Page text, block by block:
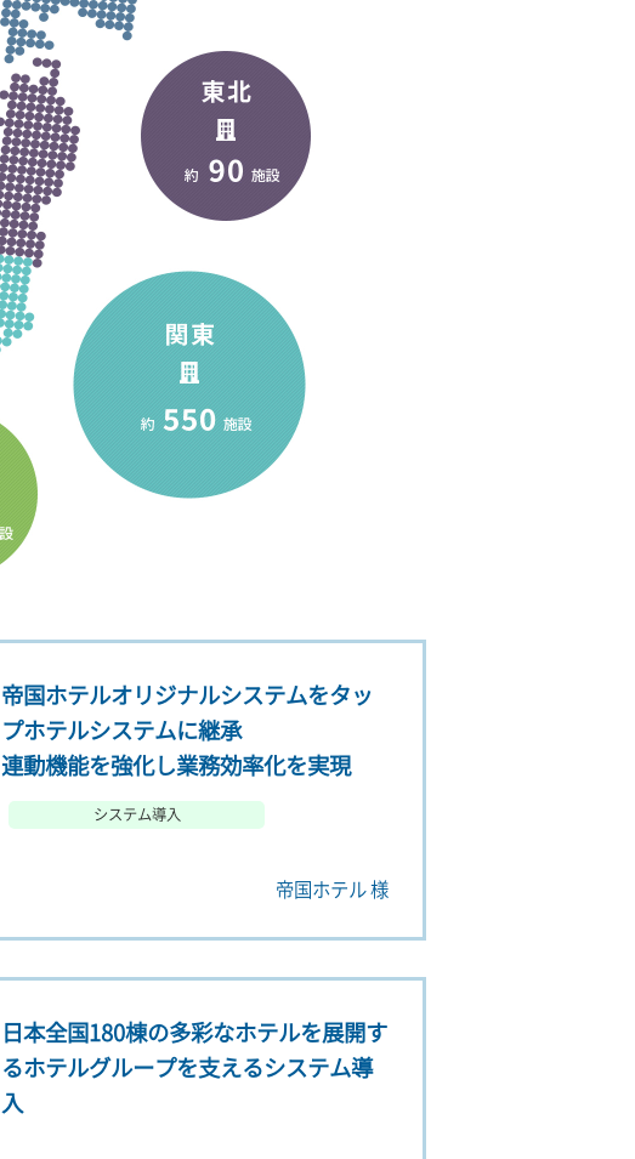
帝国ホテルオリジナルシステムをタッ
プホテルシステムに継承
連動機能を強化し業務効率化を実現
システム導入
帝国ホテル 様
日本全国180棟の多彩なホテルを展開す
るホテルグループを支えるシステム導
入